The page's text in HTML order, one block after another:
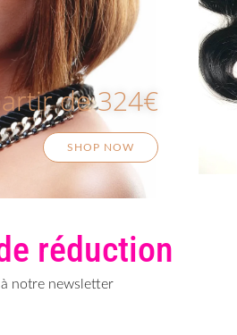
de 324€
SHOP NOW
réduction
notre newsletter